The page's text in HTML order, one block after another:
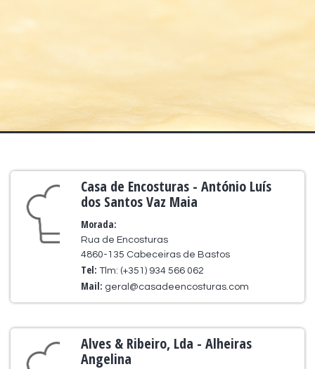
Casa de Encosturas - António Luís
dos Santos Vaz Maia
Morada:
Rua de Encosturas
4860-135 Cabeceiras de Bastos
Tel:Tlm: (+351) 934 566 062
Mail: geral@casadeencosturas.com
Alves & Ribeiro, Lda - Alheiras
Angelina